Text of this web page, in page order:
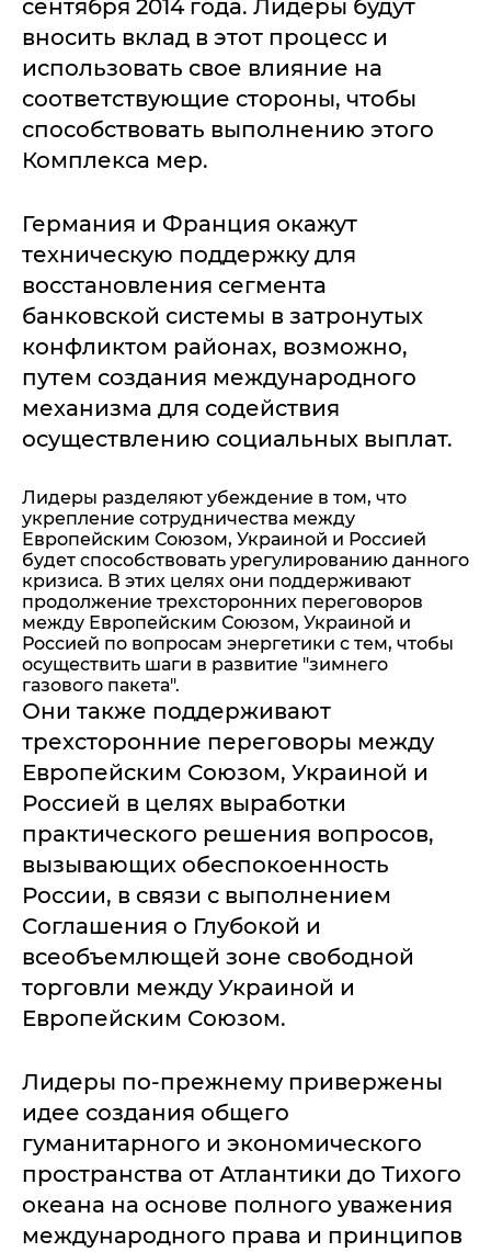
сентября 2014 года. Лидеры будут
вносить вклад в этот процесс и
использовать свое влияние на
соответствующие стороны, чтобы
способствовать выполнению этого
Комплекса мер.
Германия и Франция окажут
техническую поддержку для
восстановления сегмента
банковской системы в затронутых
конфликтом районах, возможно,
путем создания международного
механизма для содействия
осуществлению социальных выплат.
Лидеры разделяют убеждение в том, что
укрепление сотрудничества между
Европейским Союзом, Украиной и Россией
будет способствовать урегулированию данного
кризиса. В этих целях они поддерживают
продолжение трехсторонних переговоров
между Европейским Союзом, Украиной и
Россией по вопросам энергетики с тем, чтобы
осуществить шаги в развитие "зимнего
газового пакета".
Они также поддерживают
трехсторонние переговоры между
Европейским Союзом, Украиной и
Россией в целях выработки
практического решения вопросов,
вызывающих обеспокоенность
России, в связи с выполнением
Соглашения о Глубокой и
всеобъемлющей зоне свободной
торговли между Украиной и
Европейским Союзом.
Лидеры по-прежнему привержены
идее создания общего
гуманитарного и экономического
пространства от Атлантики до Тихого
океана на основе полного уважения
международного права и принципов